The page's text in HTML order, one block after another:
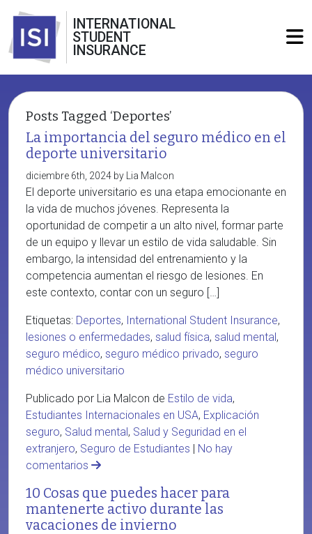
INTERNATIONAL
STUDENT
INSURANCE
Posts Tagged ‘Deportes’
La importancia del seguro médico en el
deporte universitario
diciembre 6th, 2024 by Lia Malcon
El deporte universitario es una etapa emocionante en
la vida de muchos jóvenes. Representa la
oportunidad de competir a un alto nivel, formar parte
de un equipo y llevar un estilo de vida saludable. Sin
embargo, la intensidad del entrenamiento y la
competencia aumentan el riesgo de lesiones. En
este contexto, contar con un seguro […]
Etiquetas: Deportes, International Student Insurance,
lesiones o enfermedades, salud física, salud mental,
seguro médico, seguro médico privado, seguro
médico universitario
Publicado por Lia Malcon de Estilo de vida,
Estudiantes Internacionales en USA, Explicación
seguro, Salud mental, Salud y Seguridad en el
extranjero, Seguro de Estudiantes | No hay
comentarios
10 Cosas que puedes hacer para
mantenerte activo durante las
vacaciones de invierno